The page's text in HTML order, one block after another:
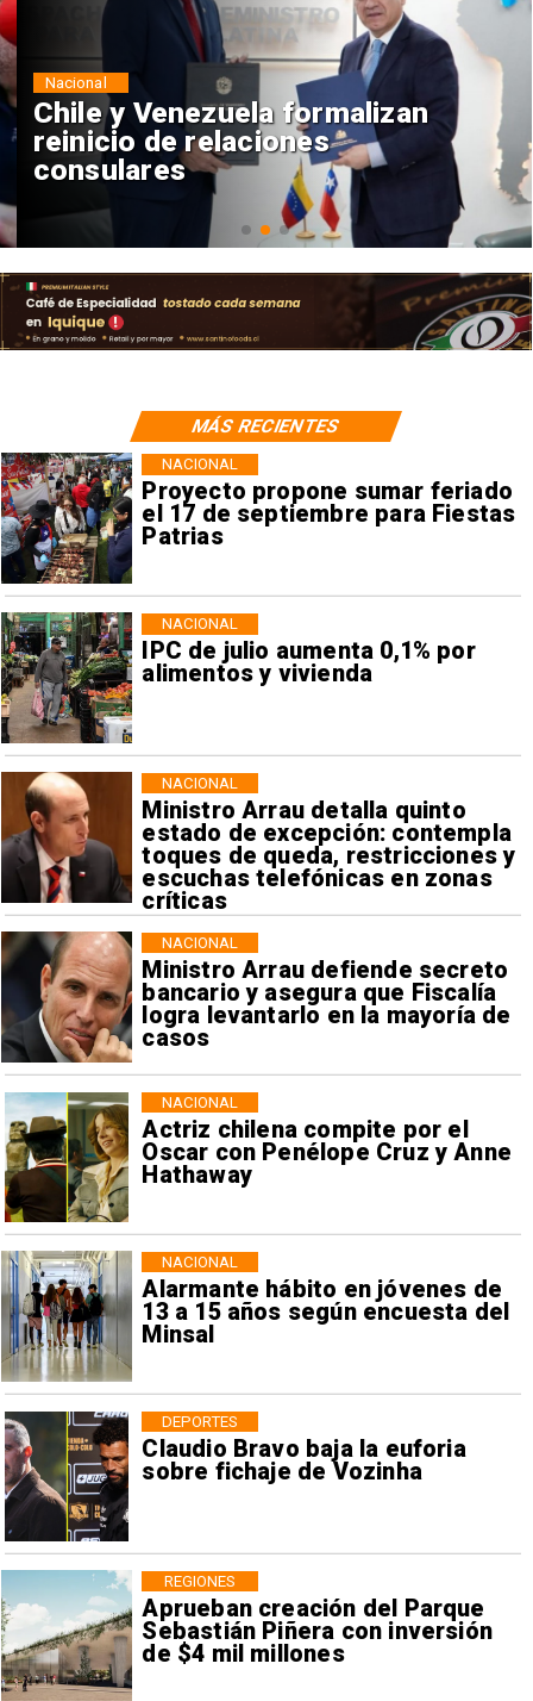
Chile y Venezuela formalizan
reinicio de relaciones
consulares
Nacional
Proyecto propone sumar feriado
el 17 de septiembre para Fiestas
Patrias
NACIONAL
IPC de julio aumenta 0,1% por
alimentos y vivienda
NACIONAL
Ministro Arrau detalla quinto
estado de excepción: contempla
toques de queda, restricciones y
escuchas telefónicas en zonas
críticas
NACIONAL
Ministro Arrau defiende secreto
bancario y asegura que Fiscalía
logra levantarlo en la mayoría de
casos
NACIONAL
Actriz chilena compite por el
Oscar con Penélope Cruz y Anne
Hathaway
NACIONAL
Alarmante hábito en jóvenes de
13 a 15 años según encuesta del
Minsal
NACIONAL
Claudio Bravo baja la euforia
sobre fichaje de Vozinha
DEPORTES
Aprueban creación del Parque
Sebastián Piñera con inversión
de $4 mil millones
REGIONES
MÁS RECIENTES